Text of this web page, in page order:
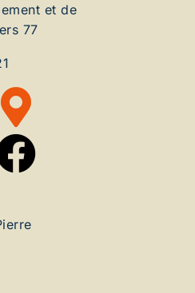
et de
77